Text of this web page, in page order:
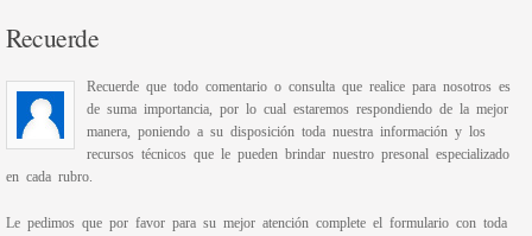
Recuerde
Recuerde que todo comentario o consulta que realice para nosotros es
de suma importancia, por lo cual estaremos respondiendo de la mejor
manera, poniendo a su disposición toda nuestra información y los
recursos técnicos que le pueden brindar nuestro presonal especializado
en cada rubro.
Le pedimos que por favor para su mejor atención complete el formulario con toda